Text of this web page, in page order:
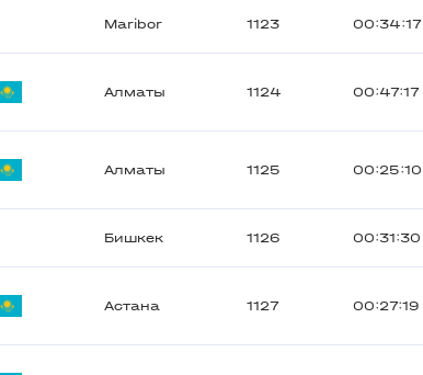
Maribor 1123 00:34:17
Алматы 1124 00:47:17
Алматы 1125 00:25:10
Бишкек 1126 00:31:30
Астана 1127 00:27:19